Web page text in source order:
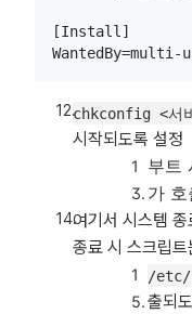
[Install]
chkconfig <서
시작되도록 설정
부트
가 호
여기서 시스템 종
종료 시 스크립
/
출되